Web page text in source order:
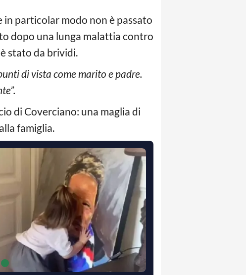
in particolar modo non è passato
dopo una lunga malattia contro
stato da brividi.
di vista come marito e padre.
di Coverciano: una maglia di
famiglia.